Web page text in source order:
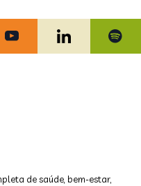
de saúde, bem-estar,